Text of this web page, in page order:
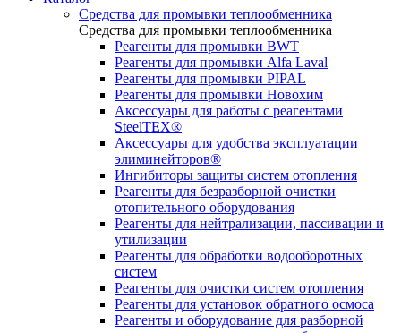
Средства для промывки теплообменника
Средства для промывки теплообменника
Реагенты для промывки BWT
Реагенты для промывки Alfa Laval
Реагенты для промывки PIPAL
Реагенты для промывки Новохим
Аксессуары для работы с реагентами
SteelTEX®
Аксессуары для удобства эксплуатации
элиминейторов®
Ингибиторы защиты систем отопления
Реагенты для безразборной очистки
отопительного оборудования
Реагенты для нейтрализации, пассивации и
утилизации
Реагенты для обработки водооборотных
систем
Реагенты для очистки систем отопления
Реагенты для установок обратного осмоса
Реагенты и оборудование для разборной